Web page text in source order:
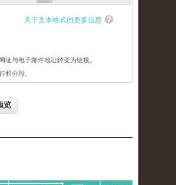
关于文本格式的更多信息
址与电子邮件地址转变为链接。
和分段。